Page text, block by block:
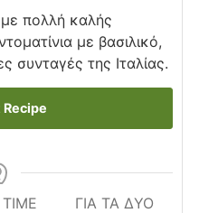
πολλή καλής
με βασιλικό,
συνταγές της Ιταλίας.
Recipe
ΓΙΑ ΤΑ ΔΎΟ